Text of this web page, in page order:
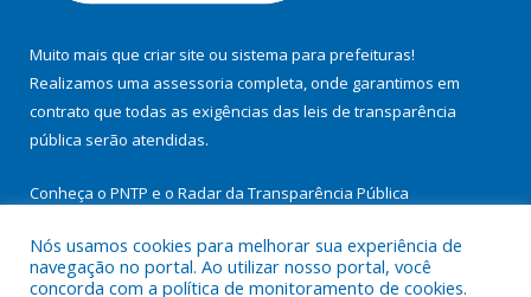
Muito mais que criar site ou sistema para prefeituras!
Realizamos uma assessoria completa, onde garantimos em
contrato que todas as exigências das leis de transparência
pública serão atendidas.
Conheça o PNTP e o Radar da Transparência Pública
Nós usamos cookies para melhorar sua experiência de
navegação no portal. Ao utilizar nosso portal, você
concorda com a política de monitoramento de cookies.